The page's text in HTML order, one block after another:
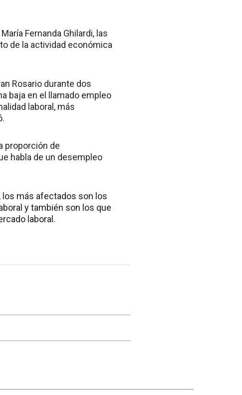
Fernanda Ghilardi, las
de la actividad económica
Rosario durante dos
baja en el llamado empleo
laboral, más
proporción de
habla de un desempleo
los más afectados son los
y también son los que
laboral.